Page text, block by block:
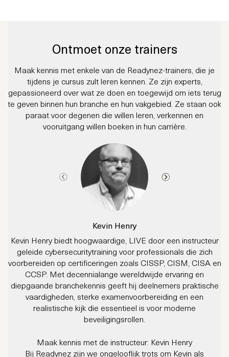
Ontmoet onze trainers
Maak kennis met enkele van de Readynez-trainers, die je
tijdens je cursus zult leren kennen. Ze zijn experts,
gepassioneerd over wat ze doen en toegewijd om iets terug
te geven binnen hun branche en hun vakgebied. Ze staan ook
paraat voor degenen die willen leren, verkennen en
vooruitgang willen boeken in hun carrière.
Kevin Henry
Kevin Henry biedt hoogwaardige, LIVE door een instructeur
geleide cybersecuritytraining voor professionals die zich
voorbereiden op certificeringen zoals CISSP, CISM, CISA en
CCSP. Met decennialange wereldwijde ervaring en
diepgaande branchekennis geeft hij deelnemers praktische
vaardigheden, sterke examenvoorbereiding en een
realistische kijk die essentieel is voor moderne
beveiligingsrollen.
Maak kennis met de instructeur: Kevin Henry
Bij Readynez zijn we ongelooflijk trots om Kevin als